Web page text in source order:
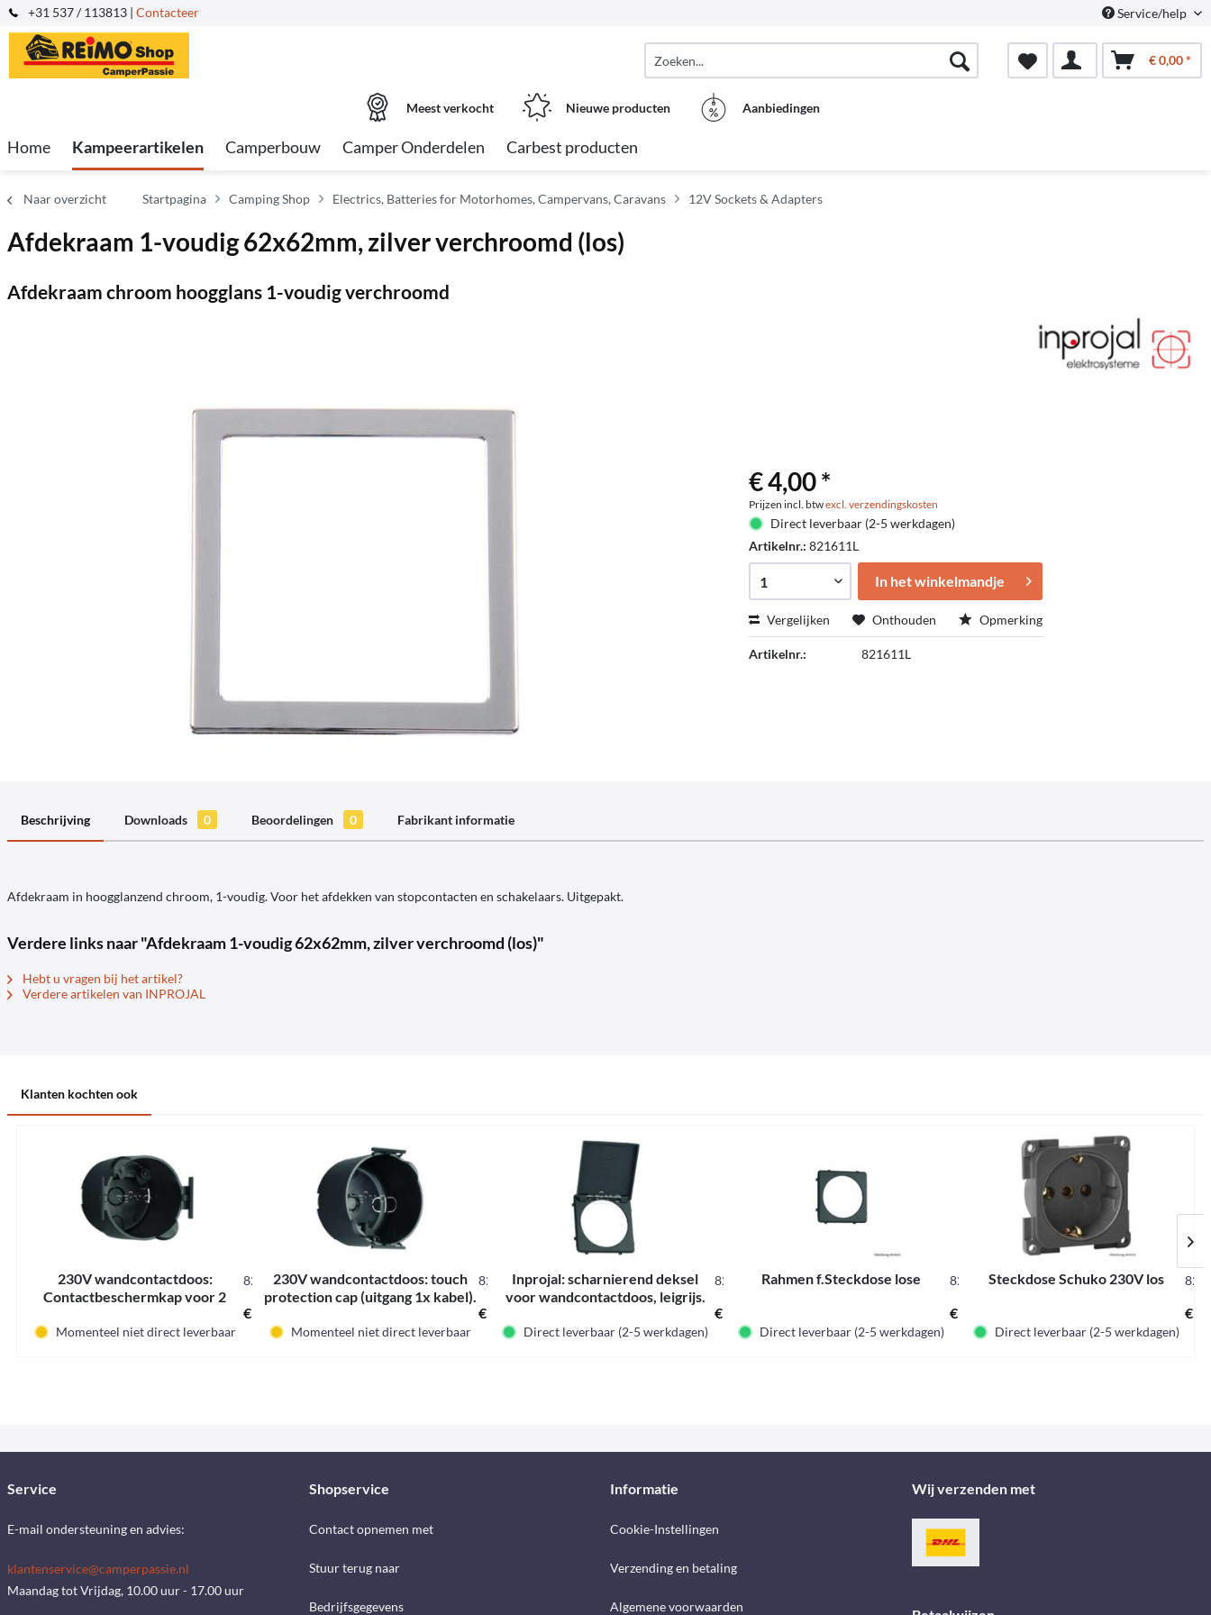
+31 537 / 113813 | Contacteer Service/help
€ 0,00 *
Meest verkocht Nieuwe producten Aanbiedingen
Home Kampeerartikelen Camperbouw Camper Onderdelen Carbest producten
Naar overzicht Startpagina Camping Shop Electrics, Batteries for Motorhomes, Campervans, Caravans 12V Sockets & Adapters
Afdekraam 1-voudig 62x62mm, zilver verchroomd (los)
Afdekraam chroom hoogglans 1-voudig verchroomd
€ 4,00 *
Prijzen incl. btwexcl. verzendingskosten
Direct leverbaar (2-5 werkdagen)
Artikelnr.:821611L
In het winkelmandje
Vergelijken Onthouden Opmerking
Artikelnr.: 821611L
Beschrijving Downloads 0 Beoordelingen 0 Fabrikant informatie
Afdekraam in hoogglanzend chroom, 1-voudig. Voor het afdekken van stopcontacten en schakelaars. Uitgepakt.
Verdere links naar "Afdekraam 1-voudig 62x62mm, zilver verchroomd (los)"
Hebt u vragen bij het artikel?
Verdere artikelen van INPROJAL
Klanten kochten ook
230V wandcontactdoos:
Contactbeschermkap voor 2
820782L
€ 1,75 *
Momenteel niet direct leverbaar
230V wandcontactdoos: touch
protection cap (uitgang 1x kabel).
820781L
€ 1,75 *
Momenteel niet direct leverbaar
Inprojal: scharnierend deksel
voor wandcontactdoos, leigrijs.
821670L
€ 1,90 *
Direct leverbaar (2-5 werkdagen)
Rahmen f.Steckdose lose 821674L
€ 1,40 *
Direct leverbaar (2-5 werkdagen)
Steckdose Schuko 230V los
€
Direct leverbaar (2-5 werkdagen)
Service
E-mail ondersteuning en advies:
klantenservice@camperpassie.nl
Maandag tot Vrijdag, 10.00 uur - 17.00 uur
Shopservice
Contact opnemen met
Stuur terug naar
Bedrijfsgegevens
Informatie
Cookie-Instellingen
Verzending en betaling
Algemene voorwaarden
Wij verzenden met